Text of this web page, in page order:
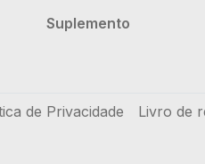
Suplemento
de Privacidade Livro de